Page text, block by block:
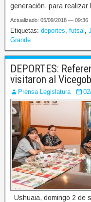
generación, para
Actualizado: 05/09/2018 — 09:36
Etiquetas: deportes futsal
Grande
DEPORTES:
visitaron al
Prensa Legislatura
Ushuaia, domingo 2 de